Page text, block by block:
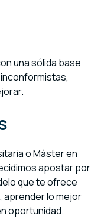
una sólida base
o Máster en
apostar por
que te ofrece
aprender lo mejor
oportunidad.